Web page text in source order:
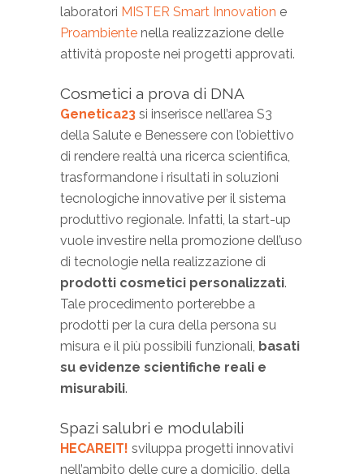
laboratori MISTER Smart Innovation e
Proambiente nella realizzazione delle
attività proposte nei progetti approvati.
Cosmetici a prova di DNA
Genetica23 si inserisce nell’area S3
della Salute e Benessere con l’obiettivo
di rendere realtà una ricerca scientifica,
trasformandone i risultati in soluzioni
tecnologiche innovative per il sistema
produttivo regionale. Infatti, la start-up
vuole investire nella promozione dell’uso
di tecnologie nella realizzazione di
prodotti cosmetici personalizzati.
Tale procedimento porterebbe a
prodotti per la cura della persona su
misura e il più possibili funzionali, basati
su evidenze scientifiche reali e
misurabili.
Spazi salubri e modulabili
HECAREIT! sviluppa progetti innovativi
nell’ambito delle cure a domicilio, della